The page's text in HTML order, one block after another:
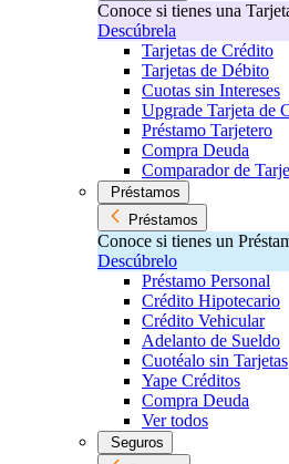
Conoce si tienes una
Descúbrela
Tarjetas de Crédito
Tarjetas de Débito
Cuotas sin Intereses
Upgrade Tarjeta de
Préstamo Tarjetero
Compra Deuda
Comparador de
Préstamos
Préstamos
Conoce si tienes un
Descúbrelo
Préstamo Personal
Crédito Hipotecario
Crédito Vehicular
Adelanto de Sueldo
Cuotéalo sin Tarjetas
Yape Créditos
Compra Deuda
Ver todos
Seguros